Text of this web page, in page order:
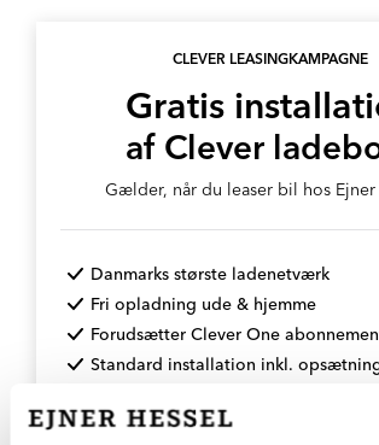
CLEVER LEASINGKAMPAGNE
Gratis
af Clever
Gælder, når du leaser bil hos Ejner
Danmarks største ladenetværk
Fri opladning ude & hjemme
Forudsætter Clever One
Standard installation inkl.